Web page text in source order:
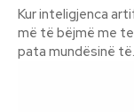
Kur inteligjenca
më të bëjmë me
pata mundësinë